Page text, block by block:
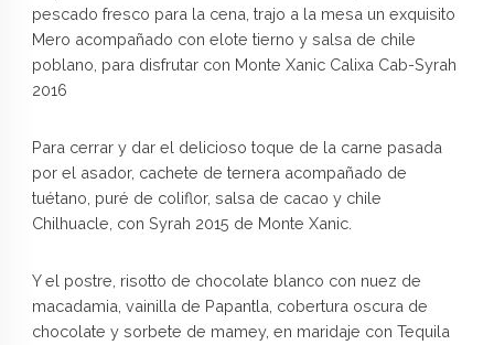
pescado fresco para la cena, trajo a la mesa un exquisito
Mero acompañado con elote tierno y salsa de chile
poblano, para disfrutar con Monte Xanic Calixa Cab-Syrah
2016
Para cerrar y dar el delicioso toque de la carne pasada
por el asador, cachete de ternera acompañado de
tuétano, puré de coliflor, salsa de cacao y chile
Chilhuacle, con Syrah 2015 de Monte Xanic.
Y el postre, risotto de chocolate blanco con nuez de
macadamia, vainilla de Papantla, cobertura oscura de
chocolate y sorbete de mamey, en maridaje con Tequila